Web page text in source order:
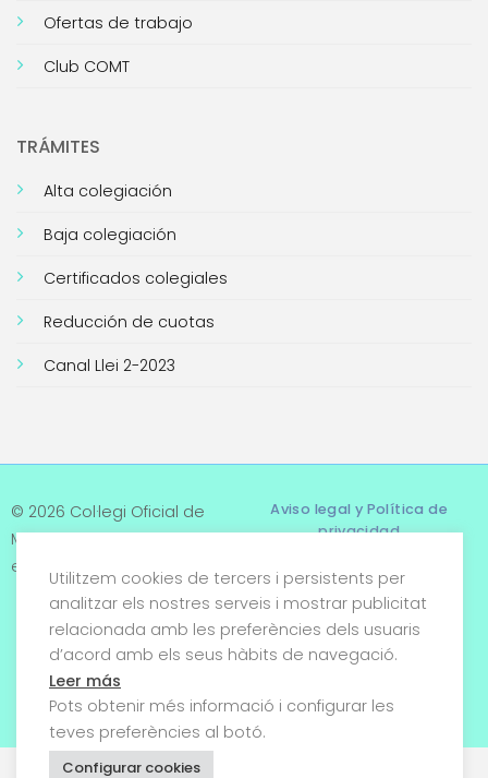
Ofertas de trabajo
Club COMT
TRÁMITES
Alta colegiación
Baja colegiación
Certificados colegiales
Reducción de cuotas
Canal Llei 2-2023
© 2026 Col·legi Oficial de
Metges de Tarragona. Tots
els drets reservats
Aviso legal y Política de
privacidad
Términos y condiciones
Política de cookies
Utilitzem cookies de tercers i persistents per
analitzar els nostres serveis i mostrar publicitat
relacionada amb les preferències dels usuaris
d’acord amb els seus hàbits de navegació.
Leer más
Pots obtenir més informació i configurar les
teves preferències al botó.
Configurar cookies